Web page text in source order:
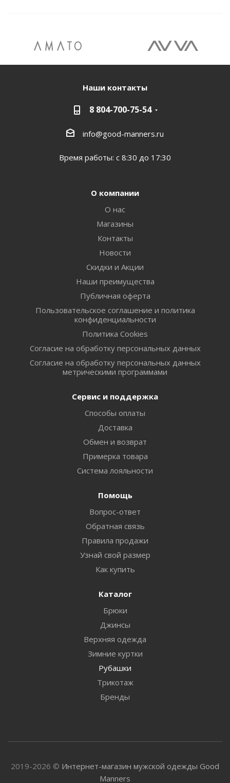
Наши контакты
8 804-700-75-54
info@good-manners.ru
Время работы: с 8:30 до 17:30
О компании
О нас
Магазины
Контакты
Новости
Скидки и Акции
Наши преимущества
Публичная оферта
Пользовательское соглашение и политика
конфиденциальности
Политика Cookies
Согласие на обработку персональных данных
Согласие на обработку персональных данных
метрическими программами
Сервис и поддержка
Способы оплаты
Доставка
Обмен и возврат
Примерка товара
Система лояльности
Помощь
Вопрос-ответ
Обратная связь
Правила продажи
Узнай свой размер
Как купить
Каталог
Брюки
Джинсы
Верхняя одежда
Зимние куртки
Рубашки
Трикотаж
Бренды
2019-2026 © Интернет-магазин мужской одежды Good
Manners